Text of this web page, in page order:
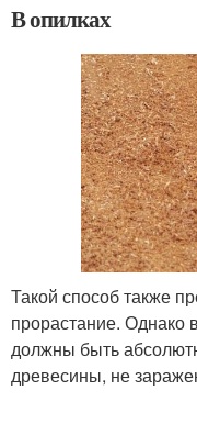
В опилках
Такой способ также
прорастание. Однако
должны быть
древесины, не